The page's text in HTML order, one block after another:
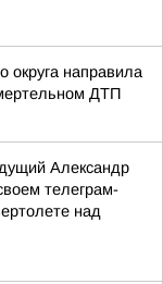
округа направила
ДТП
Александр
телеграм-
над